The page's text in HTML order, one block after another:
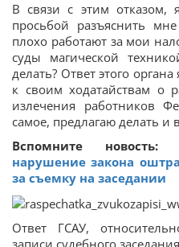
В связи с этим отказом,
просьбой разъяснить
плохо работают за мои
суды магической
делать? Ответ этого
к своим ходатайствам о
излечения работников
самое, предлагаю делать и
Вспомните новость:
нарушение закона
за съемку на заседании
Ответ ГСАУ,
записи судебного заседания